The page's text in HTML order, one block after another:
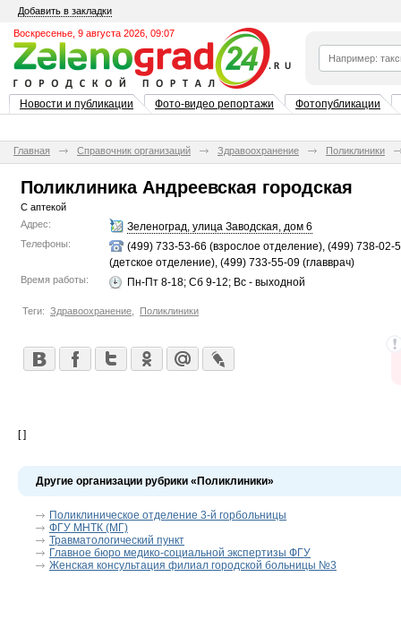
Добавить в закладки
Воскресенье, 9 августа 2026, 09:07
Новости и публикации Фото-видео репортажи Фотопубликации
Главная Справочник организаций Здравоохранение Поликлиники
Поликлиника Андреевская городская
С аптекой
Адрес:
Зеленоград, улица Заводская, дом 6
Телефоны:
(499) 733-53-66 (взрослое отделение), (499) 738-02-
(детское отделение), (499) 733-55-09 (главврач)
Время работы: Пн-Пт 8-18; Сб 9-12; Вс - выходной
Теги: Здравоохранение Поликлиники
[ ]
Другие организации рубрики «Поликлиники»
Поликлиническое отделение 3-й горбольницы
ФГУ МНТК (МГ)
Травматологический пункт
Главное бюро медико-социальной экспертизы ФГУ
Женская консультация филиал городской больницы №3